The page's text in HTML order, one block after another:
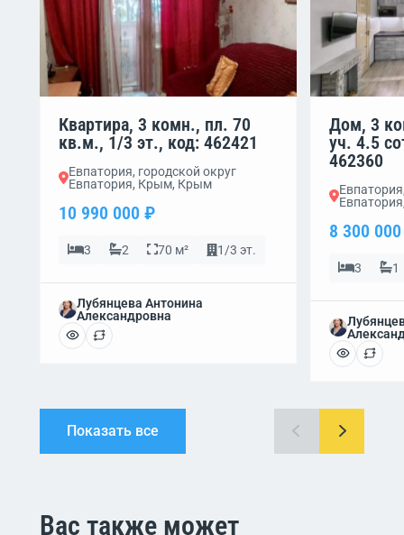
Квартира, 3 комн., пл. 70
кв.м., 1/3 эт., код: 462421
Евпатория, городской округ
Евпатория, Крым, Крым
10 990 000 ₽
3 2 70 м² 1/3 эт.
Лубянцева Антонина
Александровна
Дом, 3
уч. 4.5
462360
8 300
3 1
Показать все
Вас также может